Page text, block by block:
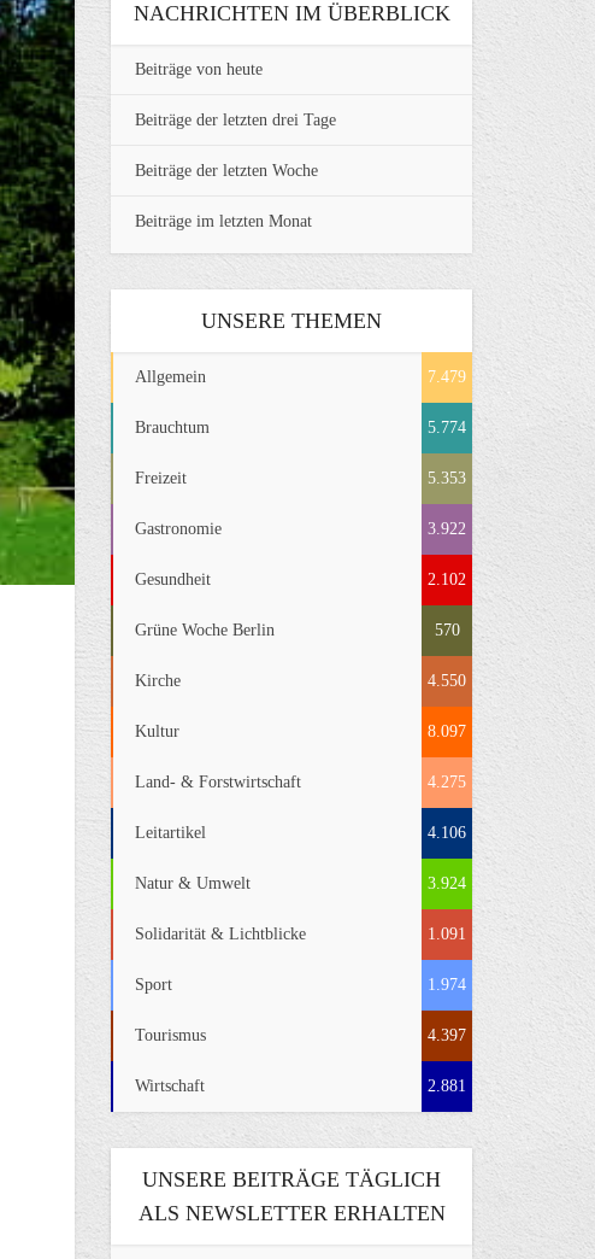
NACHRICHTEN IM ÜBERBLICK
Beiträge von heute
Beiträge der letzten drei Tage
Beiträge der letzten Woche
Beiträge im letzten Monat
UNSERE THEMEN
Allgemein 7.479
Brauchtum 5.774
Freizeit 5.353
Gastronomie 3.922
Gesundheit 2.102
Grüne Woche Berlin 570
Kirche 4.550
Kultur 8.097
Land- & Forstwirtschaft 4.275
Leitartikel 4.106
Natur & Umwelt 3.924
Solidarität & Lichtblicke 1.091
Sport 1.974
Tourismus 4.397
Wirtschaft 2.881
UNSERE BEITRÄGE TÄGLICH
ALS NEWSLETTER ERHALTEN